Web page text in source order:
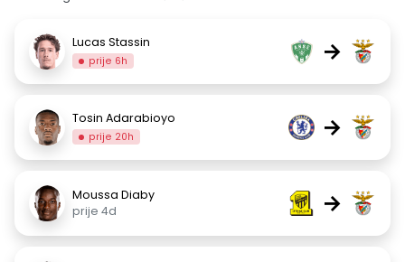
Lucas Stassin
prije 6h →
Tosin Adarabioyo
prije 20h →
Moussa Diaby
prije 4d
→